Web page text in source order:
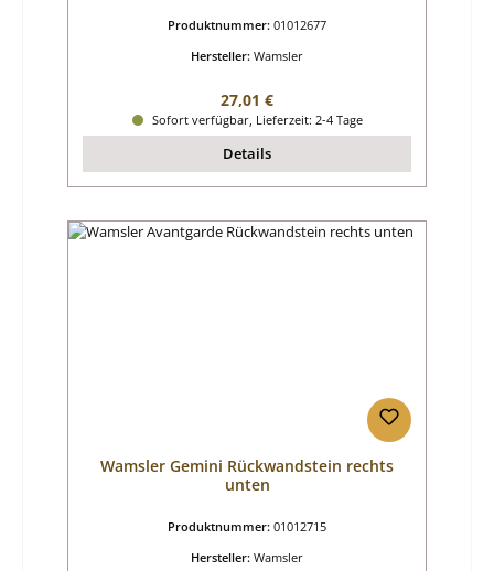
Produktnummer: 01012677
Hersteller: Wamsler
Regulärer Preis:
27,01 €
Sofort verfügbar, Lieferzeit: 2-4 Tage
Details
Wamsler Gemini Rückwandstein rechts
unten
Produktnummer: 01012715
Hersteller: Wamsler